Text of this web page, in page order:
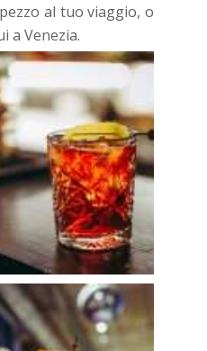
al tuo viaggio, o
a Venezia.